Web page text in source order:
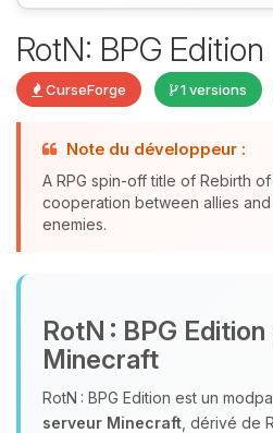
RotN: BPG Edition
CurseForge 1 versions
Note du développeur :
A RPG spin-off title of Rebirth
cooperation between allies
enemies.
RotN : BPG
Minecraft
RotN : BPG Edition est un
serveur Minecraft , dérivé de
Youpi, enfin
assistant
tu as besoin et je